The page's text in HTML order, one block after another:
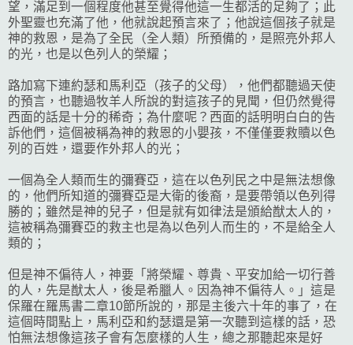
望，滿足到一個程度他甚至覺得他這一生都活的足夠了；此
外聖靈也充滿了他，他就說起預言來了；他說這個孩子就是
神的救恩，是為了全民（全人類）所預備的，是照亮外邦人
的光，也是以色列人的榮耀；
路加寫下連約瑟和馬利亞（孩子的父母），他們都聽過天使
的預言，也聽過牧羊人所說的對這孩子的見聞，但仍然覺得
西面的話是十分的稀奇；為什麼呢？西面的話明明白白的告
訴他們，這個被稱為神的救恩的小嬰孩，不僅僅要救贖以色
列的百姓，還要作外邦人的光；
一個為全人類而生的彌賽亞，這在以色列民之中是無法想像
的，他們所知道的彌賽亞是大衛的後裔，是要帶領以色列得
勝的；雖然是神的兒子，但是就有如律法是頒給猷太人的，
這被稱為彌賽亞的救主也是為以色列人而生的，不是給全人
類的；
但是神不偏待人，神要「將榮耀、尊貴、平安加給一切行善
的人，先是猷太人，後是希臘人。因為神不偏待人。」這是
保羅在羅馬書二章10節所說的，那是主後六十年的事了，在
這個時間點上，馬利亞和約瑟還是第一次聽到這樣的話，恐
怕無法想像這孩子會有怎麼樣的人生，總之那聽起來是好